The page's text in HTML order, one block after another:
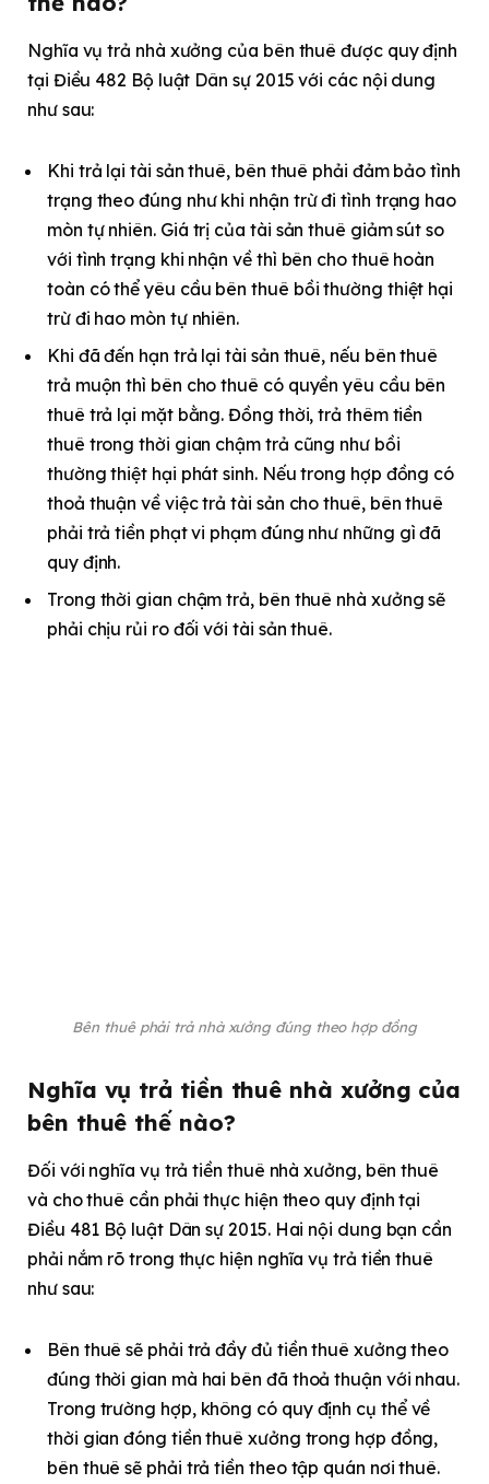
Nghĩa vụ trả nhà xưởng của bên thuê được quy định
tại Điều 482 Bộ luật Dân sự 2015 với các nội dung
như sau:
Khi trả lại tài sản thuê, bên thuê phải đảm bảo tình
trạng theo đúng như khi nhận trừ đi tình trạng hao
mòn tự nhiên. Giá trị của tài sản thuê giảm sút so
với tình trạng khi nhận về thì bên cho thuê hoàn
toàn có thể yêu cầu bên thuê bồi thường thiệt hại
trừ đi hao mòn tự nhiên.
Khi đã đến hạn trả lại tài sản thuê, nếu bên thuê
trả muộn thì bên cho thuê có quyền yêu cầu bên
thuê trả lại mặt bằng. Đồng thời, trả thêm tiền
thuê trong thời gian chậm trả cũng như bồi
thường thiệt hại phát sinh. Nếu trong hợp đồng có
thoả thuận về việc trả tài sản cho thuê, bên thuê
phải trả tiền phạt vi phạm đúng như những gì đã
quy định.
Trong thời gian chậm trả, bên thuê nhà xưởng sẽ
phải chịu rủi ro đối với tài sản thuê.
Bên thuê phải trả nhà xưởng đúng theo hợp đồng
Nghĩa vụ trả tiền thuê nhà xưởng của
bên thuê thế nào?
Đối với nghĩa vụ trả tiền thuê nhà xưởng, bên thuê
và cho thuê cần phải thực hiện theo quy định tại
Điều 481 Bộ luật Dân sự 2015. Hai nội dung bạn cần
phải nắm rõ trong thực hiện nghĩa vụ trả tiền thuê
như sau:
Bên thuê sẽ phải trả đầy đủ tiền thuê xưởng theo
đúng thời gian mà hai bên đã thoả thuận với nhau.
Trong trường hợp, không có quy định cụ thể về
thời gian đóng tiền thuê xưởng trong hợp đồng,
bên thuê sẽ phải trả tiền theo tập quán nơi thuê.